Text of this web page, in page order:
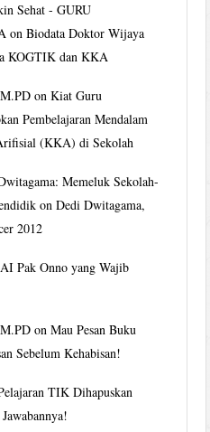
Sehat - GURU
onBiodata Doktor Wijaya
KOGTIK dan KKA
onKiat Guru
Pembelajaran Mendalam
(KKA) di Sekolah
Memeluk Sekolah-
onDedi Dwitagama,
2012
Pak Onno yang Wajib
onMau Pesan Buku
Sebelum Kehabisan!
TIK Dihapuskan